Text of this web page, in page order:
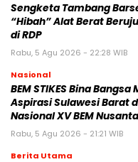
Sengketa Tambang
“Hibah” Alat Berat
di RDP
Rabu, 5 Agu 2026 - 22:28 WIB
Nasional
BEM STIKES Bina
Aspirasi Sulawesi Barat
Nasional XV BEM
Rabu, 5 Agu 2026 - 21:21 WIB
Berita Utama